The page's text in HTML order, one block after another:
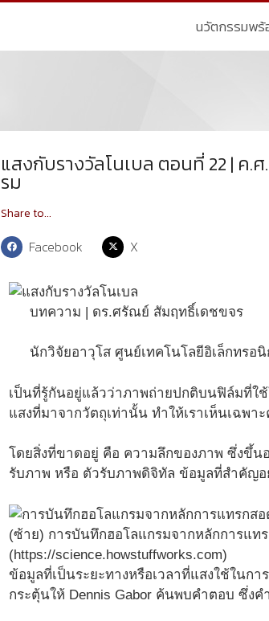
นวัตกรรมพร้
แสงกับรางวัลโนเบล ตอนที่ 22 | ค.
รม
Share to...
Facebook X
บทความ | ดร.ศรัณย์ สัมฤทธิ์เดชขจร
นักวิจัยอาวุโส ศูนย์เทคโนโลยีอิเล็กทรอ
เป็นที่รู้กันอยู่แล้วว่าภาพถ่ายปกติบนฟิล์มที่ใ
แสงที่มาจากวัตถุเท่านั้น ทำให้เราเห็นเฉพา
โดยสิ่งที่ขาดอยู่ คือ ความลึกของภาพ ซึ่งขึ้น
รับภาพ หรือ ตัวรับภาพดิจิทัล ข้อมูลที่สำคัญอ
(ซ้าย) การบันทึกฮอโลแกรมจากหลักการแท
(https://science.howstuffworks.com)
ข้อมูลที่เป็นระยะทางหรือเวลาที่แสงใช้ในก
กระตุ้นให้ Dennis Gabor ค้นพบคำตอบ ซึ่ง